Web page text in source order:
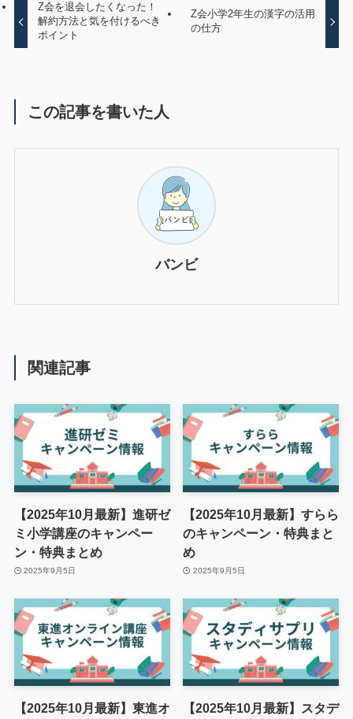
Z会を退会したくなった！
解約方法と気を付けるべき
ポイント
Z会小学2年生の漢字の活用
の仕方
この記事を書いた人
バンビ
関連記事
【2025年10月最新】進研ゼ
ミ小学講座のキャンペー
ン・特典まとめ
2025年9月5日
【2025年10月最新】すらら
のキャンペーン・特典まと
め
2025年9月5日
【2025年10月最新】東進オ
【2025年10月最新】スタデ